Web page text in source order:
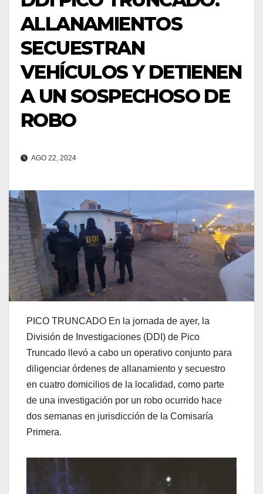
ALLANAMIENTOS
SECUESTRAN
VEHÍCULOS Y DETIENEN
A UN SOSPECHOSO DE
ROBO
AGO 22, 2024
PICO TRUNCADO En la jornada de ayer, la
División de Investigaciones (DDI) de Pico
Truncado llevó a cabo un operativo conjunto para
diligenciar órdenes de allanamiento y secuestro
en cuatro domicilios de la localidad, como parte
de una investigación por un robo ocurrido hace
dos semanas en jurisdicción de la Comisaría
Primera.